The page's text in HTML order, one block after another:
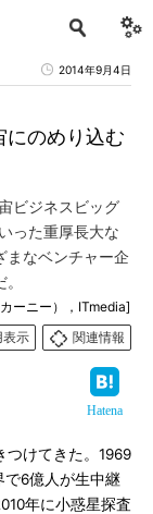
2014年9月4日
にのめり込む
ビジネスビッグ
った重厚長大な
まなベンチャー企
ーニー），ITmedia]
表示
関連情報
Hatena
けてきた。1969
で6億人が生中継
年に小惑星探査